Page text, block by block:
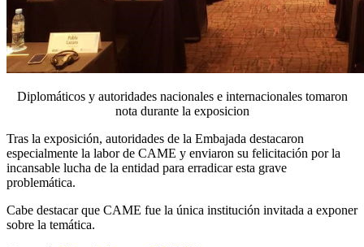
Diplomáticos y autoridades nacionales e internacionales tomaron
nota durante la exposicion
Tras la exposición, autoridades de la Embajada destacaron
especialmente la labor de CAME y enviaron su felicitación por la
incansable lucha de la entidad para erradicar esta grave
problemática.
Cabe destacar que CAME fue la única institución invitada a exponer
sobre la temática.